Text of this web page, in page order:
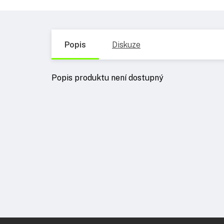
Popis Diskuze
Popis produktu není dostupný